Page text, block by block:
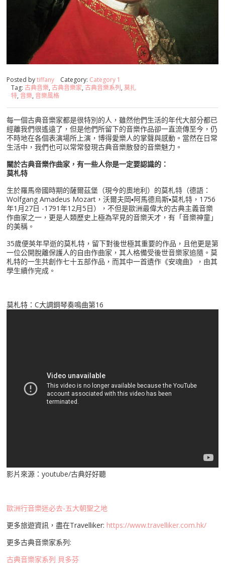
Posted bytiffany Category: Category 1
Tag: 古典音樂, 古典音樂家, 古典音樂系列, 莫扎
特, 音樂, 音樂風格
每一個古典音樂家都是很特別的人，雖然他們生活的年代大部分都已
經離我們很遙遠了，但是他們所留下的音樂作品卻一直流傳至今，仍
不時地在各個表演場所上演，博得愛樂人的掌聲與感動。當然在日常
生活中，我們也可以常常發現古典音樂散發的音樂魅力。
關於古典音樂作曲家，有一些人你是一定要認識的：
莫札特
生於羅馬帝國時期的薩爾茲堡（現今的奧地利）的莫札特（德語：
Wolfgang Amadeus Mozart，沃爾夫岡▪阿馬德烏斯▪莫札特，1756
年1月27日 -1791年12月5日），不但是歐洲最偉大的古典主義音樂
作曲家之一，更是人類歷史上極為罕見的音樂天才，有「音樂神童」
的美稱。
35歲便英年早逝的莫札特，留下對後世極其重要的作品，且他更是第
一位公開脫離保護人的自由作曲家，其人格備受後世音樂家追隨。莫
札特的一生共創作七十五部作品，而其中一首遺作《安魂曲》，由其
學生續作完成。
莫札特：C大調鋼琴奏鳴曲第16
影片來源：youtube/古典好好聽
歐洲行音樂迷必去-五大朝聖之地
更多旅遊資訊，盡在Travelliker: https://www.travelliker.com.hk/
更多古典音樂家系列:
古典音樂家系列 貝多芬